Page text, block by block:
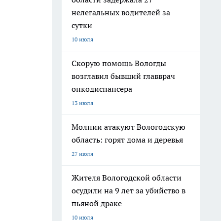
нелегальных водителей за
сутки
10 июля
Скорую помощь Вологды
возглавил бывший главврач
онкодиспансера
13 июля
Молнии атакуют Вологодскую
область: горят дома и деревья
27 июля
Жителя Вологодской области
осудили на 9 лет за убийство в
пьяной драке
10 июля